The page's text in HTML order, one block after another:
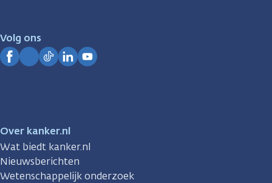
Volg ons
Over kanker.nl
Wat biedt kanker.nl
Nieuwsberichten
Wetenschappelijk onderzoek